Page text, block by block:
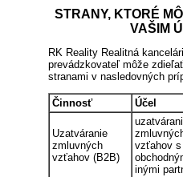
STRANY, KTORÉ
VAŠIM
RK Reality Realitná
prevádzkovateľ môže
stranami v nasledovných
Činnosť Účel
Uzatváranie
zmluvných
vzťahov (B2B)
vzťahov s
inými